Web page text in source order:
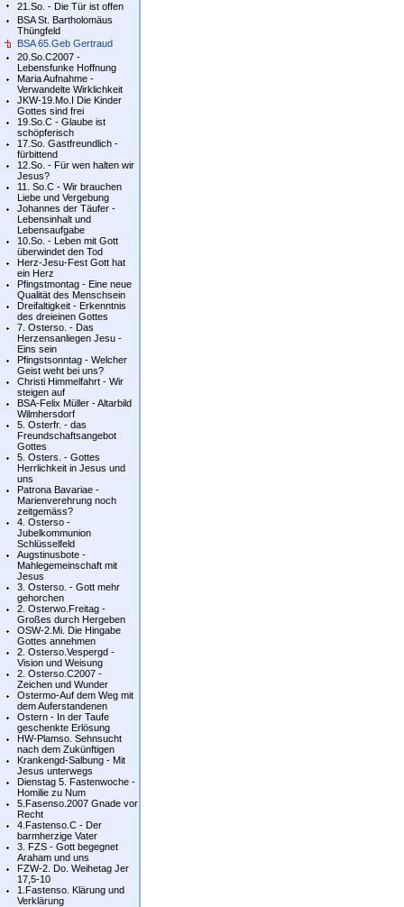
21.So. - Die Tür ist offen
BSA St. Bartholomäus
Thüngfeld
BSA 65.Geb Gertraud
20.So.C2007 -
Lebensfunke Hoffnung
Maria Aufnahme -
Verwandelte Wirklichkeit
JKW-19.Mo.I Die Kinder
Gottes sind frei
19.So.C - Glaube ist
schöpferisch
17.So. Gastfreundlich -
fürbittend
12.So. - Für wen halten wir
Jesus?
11. So.C - Wir brauchen
Liebe und Vergebung
Johannes der Täufer -
Lebensinhalt und
Lebensaufgabe
10.So. - Leben mit Gott
überwindet den Tod
Herz-Jesu-Fest Gott hat
ein Herz
Pfingstmontag - Eine neue
Qualität des Menschsein
Dreifaltigkeit - Erkenntnis
des dreieinen Gottes
7. Osterso. - Das
Herzensanliegen Jesu -
Eins sein
Pfingstsonntag - Welcher
Geist weht bei uns?
Christi Himmelfahrt - Wir
steigen auf
BSA-Felix Müller - Altarbild
Wilmhersdorf
5. Osterfr. - das
Freundschaftsangebot
Gottes
5. Osters. - Gottes
Herrlichkeit in Jesus und
uns
Patrona Bavariae -
Marienverehrung noch
zeitgemäss?
4. Osterso -
Jubelkommunion
Schlüsselfeld
Augstinusbote -
Mahlegemeinschaft mit
Jesus
3. Osterso. - Gott mehr
gehorchen
2. Osterwo.Freitag -
Großes durch Hergeben
OSW-2.Mi. Die Hingabe
Gottes annehmen
2. Osterso.Vespergd -
Vision und Weisung
2. Osterso.C2007 -
Zeichen und Wunder
Ostermo-Auf dem Weg mit
dem Auferstandenen
Ostern - In der Taufe
geschenkte Erlösung
HW-Plamso. Sehnsucht
nach dem Zukünftigen
Krankengd-Salbung - Mit
Jesus unterwegs
Dienstag 5. Fastenwoche -
Homilie zu Num
5.Fasenso.2007 Gnade vor
Recht
4.Fastenso.C - Der
barmherzige Vater
3. FZS - Gott begegnet
Araham und uns
FZW-2. Do. Weihetag Jer
17,5-10
1.Fastenso. Klärung und
Verklärung